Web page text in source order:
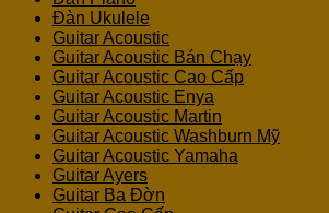
Đàn Ukulele
Guitar Acoustic
Guitar Acoustic Bán Chạy
Guitar Acoustic Cao Cấp
Guitar Acoustic Enya
Guitar Acoustic Martin
Guitar Acoustic Washburn Mỹ
Guitar Acoustic Yamaha
Guitar Ayers
Guitar Ba Đờn